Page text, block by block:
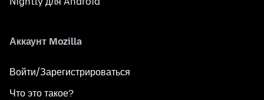
Аккаунт Mozilla
Войти/Зарегистрироваться
Что это такое?